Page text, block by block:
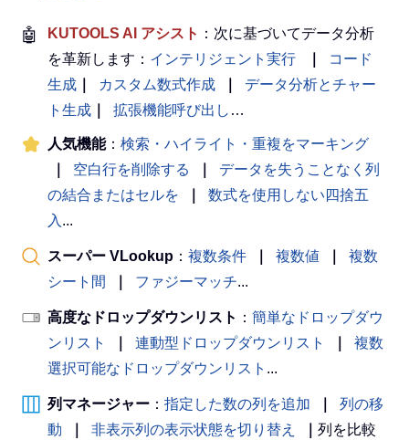
🤖 KUTOOLS AI アシスト ：次に基づいてデータ分析
を革新します： インテリジェント実行
コード
生成
カスタム数式作成
データ分析とチャー
ト生成
拡張機能呼び出し …
人気機能： 検索・ハイライト・重複をマーキング
空白行を削除する
データを失うことなく列
の結合またはセルを
数式を使用しない四捨五
入 ...
スーパー VLookup ： 複数条件 複数値
複数
シート間
ファジーマッチ...
高度なドロップダウンリスト ： 簡単なドロップダウ
ンリスト
連動型ドロップダウンリスト
複数
選択可能なドロップダウンリスト ...
列マネージャー ： 指定した数の列を追加
列の移
動
非表示列の表示状態を切り替え
列を比較